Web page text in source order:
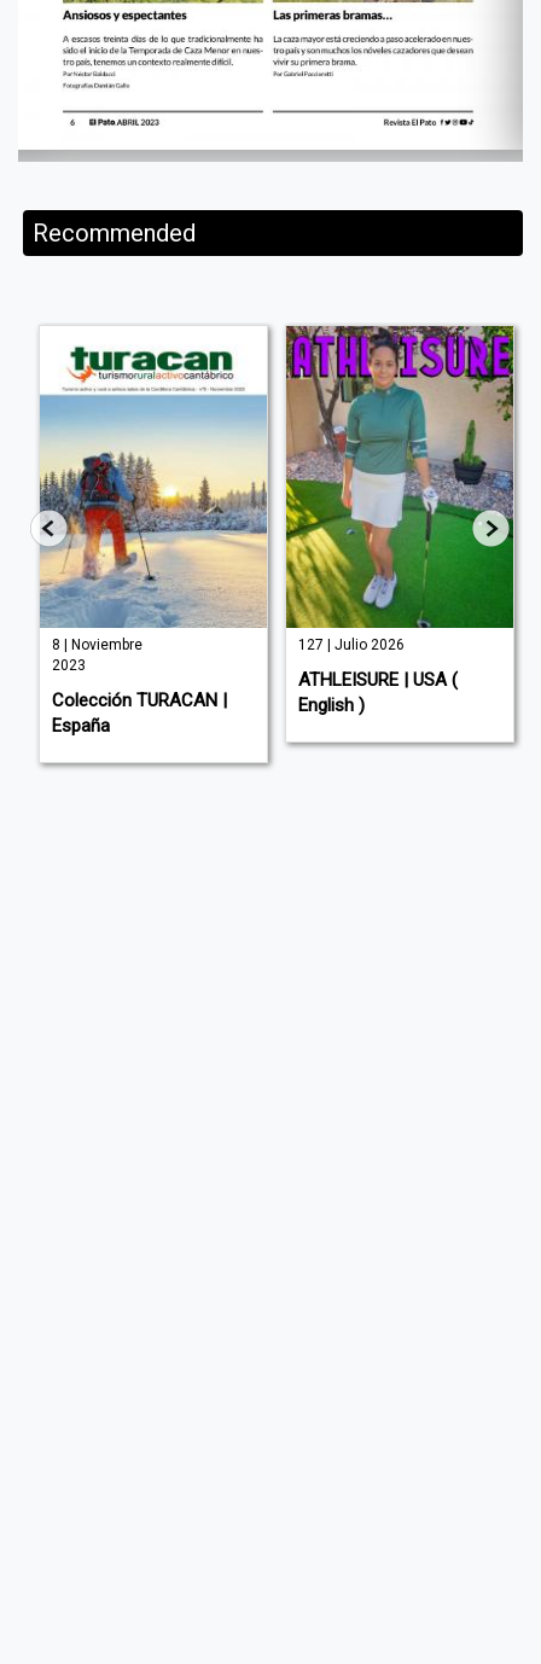
Recommended
8 | Noviembre
2023
Colección TURACAN |
España
127 | Julio 2026
ATHLEISURE | USA (
English )